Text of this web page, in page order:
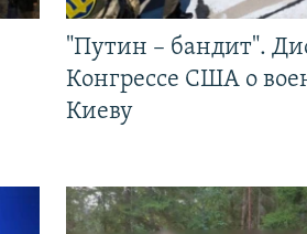
"Путин – бандит".
Конгрессе США о
Киеву